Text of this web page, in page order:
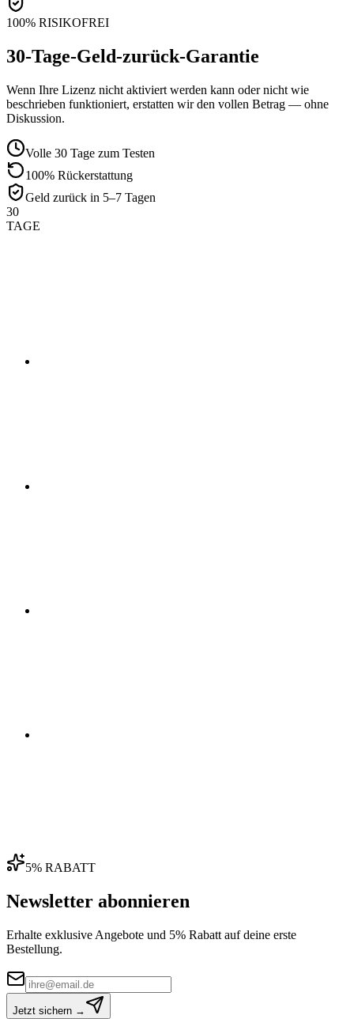
100% RISIKOFREI
30-Tage-Geld-zurück-Garantie
Wenn Ihre Lizenz nicht aktiviert werden kann oder nicht wie
beschrieben funktioniert, erstatten wir den vollen Betrag — ohne
Diskussion.
Volle 30 Tage zum Testen
100% Rückerstattung
Geld zurück in 5–7 Tagen
30
TAGE
5% RABATT
Newsletter abonnieren
Erhalte exklusive Angebote und 5% Rabatt auf deine erste
Bestellung.
Jetzt sichern →